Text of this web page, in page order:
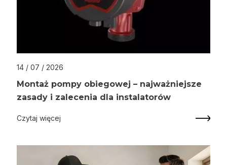
14 / 07 / 2026
Montaż pompy obiegowej – najważniejsze
zasady i zalecenia dla instalatorów
Czytaj więcej